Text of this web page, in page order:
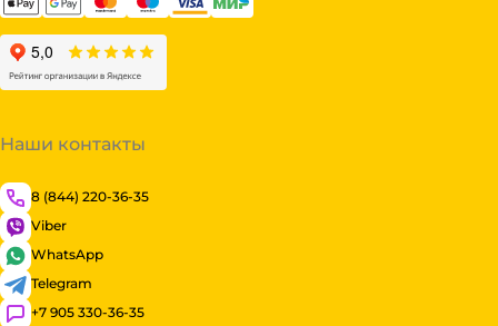
Наши контакты
8 (844) 220-36-35
Viber
WhatsApp
Telegram
+7 905 330-36-35